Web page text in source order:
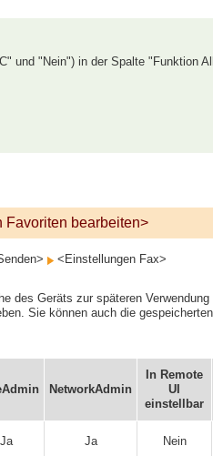
und "Nein") in der Spalte "Funktion
Favoriten bearbeiten>
<Einstellungen Fax>
des Geräts zur späteren
Sie können auch die
NetworkAdmin
In Remote
UI
einstellbar
Ja Ja Nein